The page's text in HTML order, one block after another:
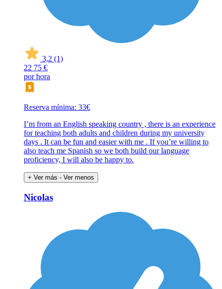
3,2 (1)
22 75 €
por hora
Reserva mínima: 33€
I’m from an English speaking country , there is an experience
for teaching both adults and children during my university
days . It can be fun and easier with me . If you’re willing to
also teach me Spanish so we both build our language
proficiency, I will also be happy to.
+ Ver más - Ver menos
Nicolas